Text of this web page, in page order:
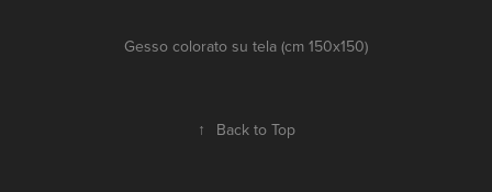
Gesso colorato su tela (cm 150x150)
↑ Back to Top